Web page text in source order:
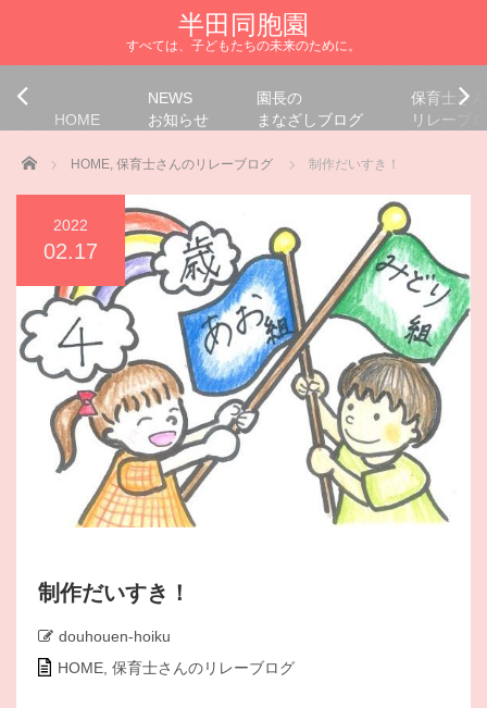
半田同胞園
すべては、子どもたちの未来のために。
HOME
NEWS
お知らせ
園長の
まなざしブログ
保育士さ
リレーブ
Home HOME, 保育士さんのリレーブログ 制作だいすき！
2022
02.17
制作だいすき！
douhouen-hoiku
HOME 保育士さんのリレーブログ